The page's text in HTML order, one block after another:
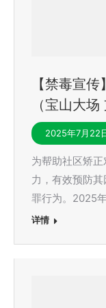
【禁毒宣
（宝山大场
2025年7月22
为帮助社区矫
力，有效预防
罪行为。2025
详情